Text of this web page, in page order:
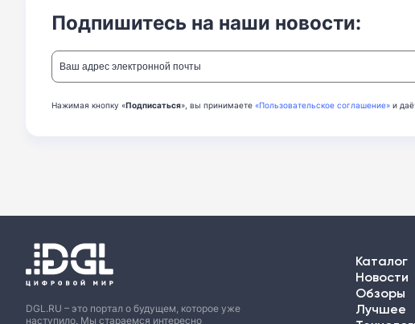
Подпишитесь на наши новости:
Нажимая кнопку «Подписаться», вы принимаете «Пользовательское соглашение» и
DGL.RU – это портал о будущем, которое уже
наступило. Мы стараемся интересно
Каталог
Новости
Обзоры
Лучшее